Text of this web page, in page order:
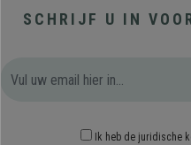
SCHRIJF U IN
Ik heb de juridische